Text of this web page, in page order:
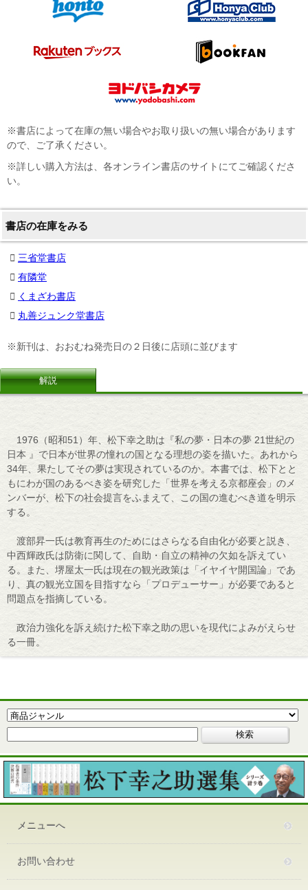
※書店によって在庫の無い場合やお取り扱いの無い場合があります
ので、ご了承ください。
※詳しい購入方法は、各オンライン書店のサイトにてご確認くださ
い。
書店の在庫をみる
三省堂書店
有隣堂
くまざわ書店
丸善ジュンク堂書店
※新刊は、おおむね発売日の２日後に店頭に並びます
解説
1976（昭和51）年、松下幸之助は『私の夢・日本の夢 21世紀の
日本 』で日本が世界の憧れの国となる理想の姿を描いた。あれから
34年、果たしてその夢は実現されているのか。本書では、松下とと
もにわが国のあるべき姿を研究した「世界を考える京都座会」のメ
ンバーが、松下の社会提言をふまえて、この国の進むべき道を明示
する。
渡部昇一氏は教育再生のためにはさらなる自由化が必要と説き、
中西輝政氏は防衛に関して、自助・自立の精神の欠如を訴えてい
る。また、堺屋太一氏は現在の観光政策は「イヤイヤ開国論」であ
り、真の観光立国を目指すなら「プロデューサー」が必要であると
問題点を指摘している。
政治力強化を訴え続けた松下幸之助の思いを現代によみがえらせ
る一冊。
メニューへ
お問い合わせ